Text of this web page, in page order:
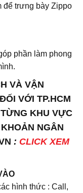
trưng bày Zippo
phần làm phong
VÀ VẬN
VỚI TP.HCM
KHU VỰC
NGÂN
: CLICK XEM
hình thức : Call,